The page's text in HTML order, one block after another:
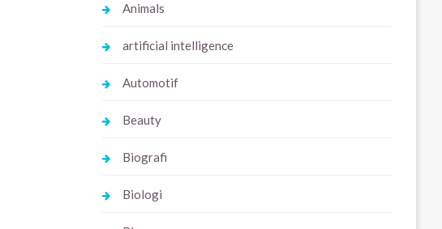
Animals
artificial intelligence
Automotif
Beauty
Biografi
Biologi